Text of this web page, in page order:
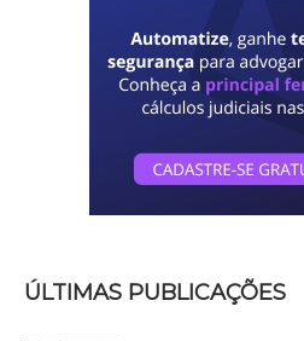
ÚLTIMAS PUBLICAÇÕES